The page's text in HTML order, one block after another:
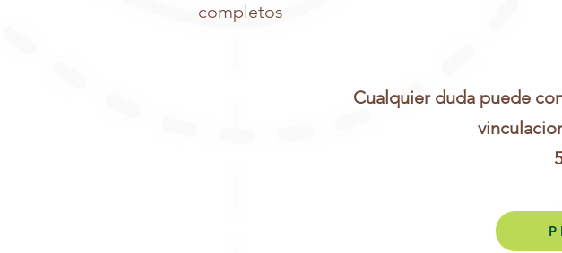
completos
Cualquier duda puede
P